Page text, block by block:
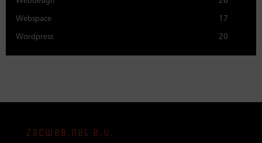
Webspace 17
Wordpress 20
zacweb.net e.U.